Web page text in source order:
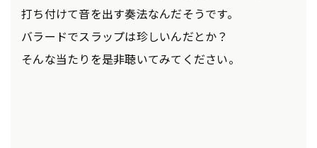
打ち付けて音を出す奏法なんだそうです。
バラードでスラップは珍しいんだとか？
そんな当たりを是非聴いてみてください。